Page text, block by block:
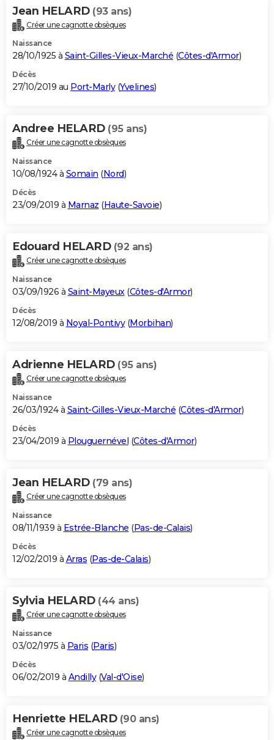
Jean HELARD (93 ans)
Créer une cagnotte obsèques
Naissance
28/10/1925 à Saint-Gilles-Vieux-Marché (Côtes-d'Armor)
Décès
27/10/2019 au Port-Marly(Yvelines)
Andree HELARD (95 ans)
Créer une cagnotte obsèques
Naissance
10/08/1924 à Somain (Nord)
Décès
23/09/2019 à Marnaz (Haute-Savoie)
Edouard HELARD (92 ans)
Créer une cagnotte obsèques
Naissance
03/09/1926 à Saint-Mayeux(Côtes-d'Armor)
Décès
12/08/2019 à Noyal-Pontivy(Morbihan)
Adrienne HELARD (95 ans)
Créer une cagnotte obsèques
Naissance
26/03/1924 à Saint-Gilles-Vieux-Marché (Côtes-d'Armor)
Décès
23/04/2019 à Plouguernével (Côtes-d'Armor)
Jean HELARD (79 ans)
Créer une cagnotte obsèques
Naissance
08/11/1939 à Estrée-Blanche (Pas-de-Calais)
Décès
12/02/2019 à Arras (Pas-de-Calais)
Sylvia HELARD (44 ans)
Créer une cagnotte obsèques
Naissance
03/02/1975 à Paris (Paris)
Décès
06/02/2019 à Andilly(Val-d'Oise)
Henriette HELARD (90 ans)
Créer une cagnotte obsèques